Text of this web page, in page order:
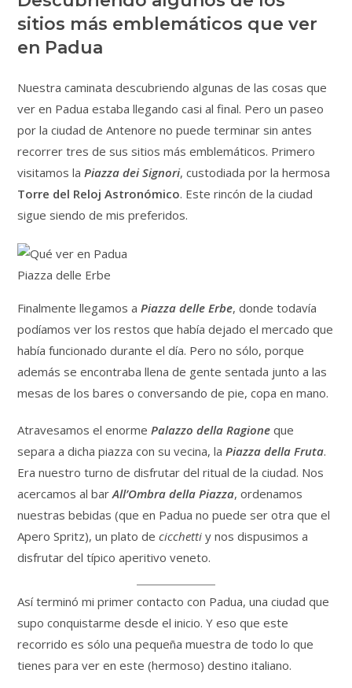
sitios más emblemáticos que ver
en Padua
Nuestra caminata descubriendo algunas de las cosas que
ver en Padua estaba llegando casi al final. Pero un paseo
por la ciudad de Antenore no puede terminar sin antes
recorrer tres de sus sitios más emblemáticos. Primero
visitamos laPiazza dei Signori, custodiada por la hermosa
Torre del Reloj Astronómico. Este rincón de la ciudad
sigue siendo de mis preferidos.
Piazza delle Erbe
Finalmente llegamos aPiazza delle Erbe, donde todavía
podíamos ver los restos que había dejado el mercado que
había funcionado durante el día. Pero no sólo, porque
además se encontraba llena de gente sentada junto a las
mesas de los bares o conversando de pie, copa en mano.
Atravesamos el enormePalazzo della Ragione que
separa a dicha piazza con su vecina, laPiazza della Fruta.
Era nuestro turno de disfrutar del ritual de la ciudad. Nos
acercamos al barAll’Ombra della Piazza, ordenamos
nuestras bebidas (que en Padua no puede ser otra que el
Apero Spritz), un plato de cicchetti y nos dispusimos a
disfrutar del típico aperitivo veneto.
Así terminó mi primer contacto con Padua, una ciudad que
supo conquistarme desde el inicio. Y eso que este
recorrido es sólo una pequeña muestra de todo lo que
tienes para ver en este (hermoso) destino italiano.